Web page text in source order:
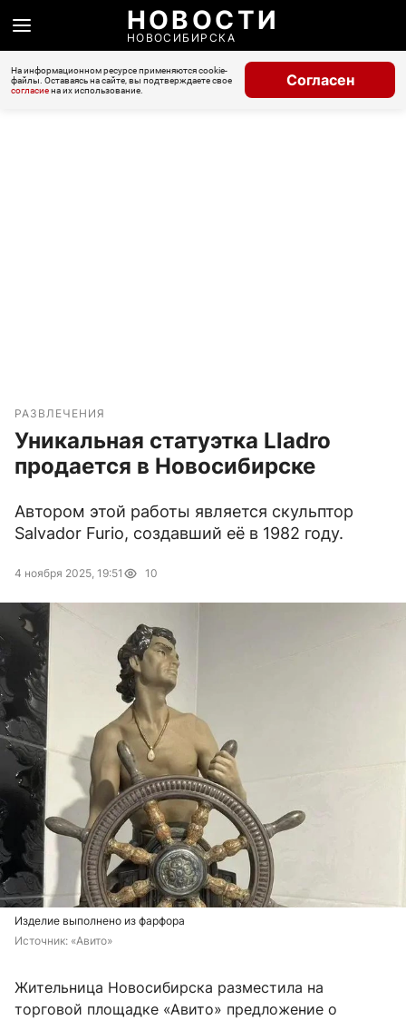
НОВОСТИ
НОВОСИБИРСКА
На информационном ресурсе применяются cookie-
файлы. Оставаясь на сайте, вы подтверждаете свое
согласиена их использование.
Согласен
РАЗВЛЕЧЕНИЯ
Уникальная статуэтка Lladro
продается в Новосибирске
Автором этой работы является скульптор
Salvador Furio, создавший её в 1982 году.
4 ноября 2025, 19:51 10
Изделие выполнено из фарфора
Источник: «Авито»
Жительница Новосибирска разместила на
торговой площадке «Авито» предложение о